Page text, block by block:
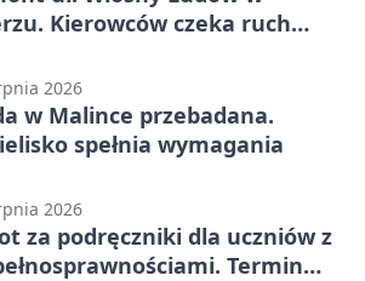
Kierowców czeka ruch
2026
w Malince przebadana.
spełnia wymagania
2026
za podręczniki dla uczniów z
Termin